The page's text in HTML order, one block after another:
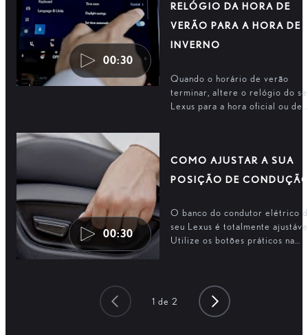
00:30
RELÓGIO DA HORA DE
VERÃO PARA A HORA DE
INVERNO
Quando o horário de verão
terminar, altere o relógio do
Lexus para a hora oficial ou de
00:30
COMO AJUSTAR A SUA
POSIÇÃO DE
O banco do condutor elétrico
seu Lexus é totalmente
Utilize os botões práticos na
de conforto e segurança.
1 de 2